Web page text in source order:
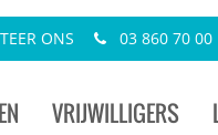
ONS 03 860 70 00
VRIJWILLIGERS